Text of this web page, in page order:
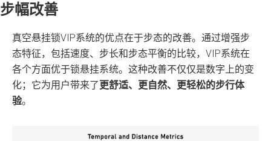
步幅改善
真空悬挂锁VIP系统的优点在于步态的改善。通过增强步
态特征，包括速度、步长和步态平衡的比较，VIP系统在
各个方面优于锁悬挂系统。这种改善不仅仅是数字上的变
化；它为用户带来了更舒适、更自然、更轻松的步行体
验。